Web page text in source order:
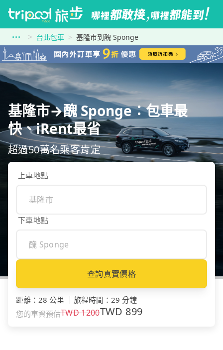
台北包車 基隆市到醜 Sponge
基隆市→醜 Sponge：包車最
快、iRent最省
超過50萬名乘客肯定
上車地點
下車地點
查詢真實價格
距離 ： 28 公里 旅程時間 ： 29 分鐘
您的車資預估TWD1200TWD 899